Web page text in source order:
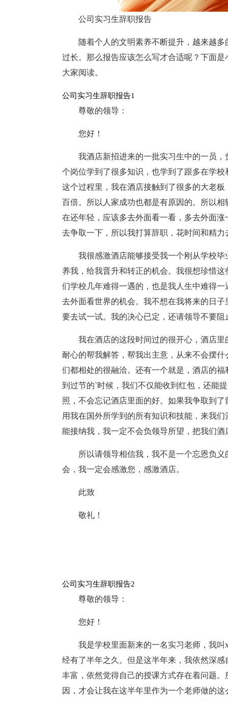
公司实习生辞职报告
随着个人的文明素养不断提升，越来越
过长。那么报告应该怎么写才合适呢？下面
大家阅读。
公司实习生辞职报告1
尊敬的领导：
您好！
我酒店新招进来的一批实习生中的一员
个岗位学到了很多知识，也学到了跟多在学
这个过程里，我在酒店接触到了很多的大老
百倍。所以人家成功也都是有原因的。所以
在还年轻，应该多去外面看一看，多去外面
去争取一下，所以我打算辞职，花时间和精力
我很感激酒店能够接受我一个刚从学校
养我，给我晋升和转正的机会。我很想珍惜
们学校几年难得一遇的，也是我人生中难得
去外面看世界的机会。我不想在我将来的日
要去试一试。我的决心已定，还请领导不要阻
我在酒店的这段时间过的很开心，酒店
耐心的帮我解答，帮我出主意，从来不会摆
们都相处的很融洽。还有一个就是，酒店的
到过节的`时候，我们不仅能收到红包，还能
照，不会忘记酒店里面的好。如果我争取到
用我在国外所学到的所有知识和技能，来我
能接纳我，我一定不会负领导所望，把我们
所以请领导相信我，我不是一个忘恩负
会，我一定会感激您，感激酒店。
此致
敬礼！
公司实习生辞职报告2
尊敬的领导：
您好！
我是学校里面新来的一名实习老师，我
经有了半年之久。但是这半年来，我依然深
丰富，依然觉得自己的授课方式存在着问题
因，才会让我在这半年里作为一个老师做的